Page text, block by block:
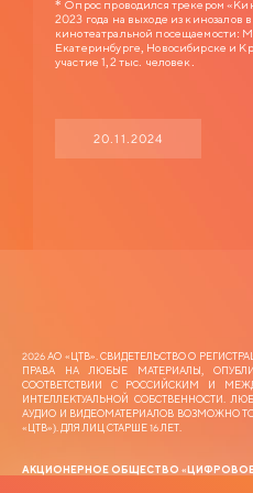
* Опрос проводился трекером
2023 года на выходе из кинозалов
кинотеатральной посещаемости:
Екатеринбурге, Новосибирске и
участие 1,2 тыс. человек.
20.11.2024
2026 АО «ЦТВ‎». СВИДЕТЕЛЬСТВО О
ПРАВА НА ЛЮБЫЕ МАТЕРИАЛЫ,
СООТВЕТСТВИИ С РОССИЙСКИМ И
ИНТЕЛЛЕКТУАЛЬНОЙ СОБСТВЕННОСТИ.
АУДИО И ВИДЕОМАТЕРИАЛОВ ВОЗМОЖНО
«ЦТВ‎»). ДЛЯ ЛИЦ СТАРШЕ 16 ЛЕТ.
АКЦИОНЕРНОЕ ОБЩЕСТВО «ЦИФРОВОЕ